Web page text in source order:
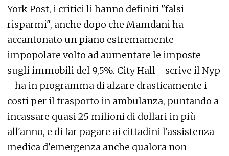
York Post, i critici li hanno definiti "falsi
risparmi", anche dopo che Mamdani ha
accantonato un piano estremamente
impopolare volto ad aumentare le imposte
sugli immobili del 9,5%. City Hall - scrive il Nyp
- ha in programma di alzare drasticamente i
costi per il trasporto in ambulanza, puntando a
incassare quasi 25 milioni di dollari in più
all'anno, e di far pagare ai cittadini l'assistenza
medica d'emergenza anche qualora non